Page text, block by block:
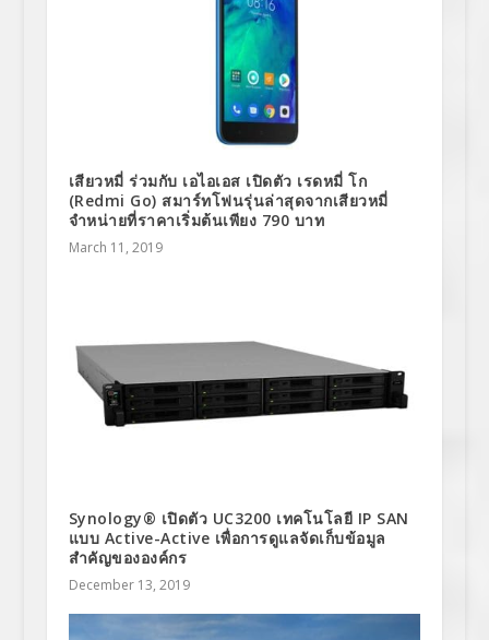
เสียวหมี่ ร่วมกับ เอไอเอส เปิดตัว เรดหมี่ โก
(Redmi Go) สมาร์ทโฟนรุ่นล่าสุดจากเสียวหมี่
จำหน่ายที่ราคาเริ่มต้นเพียง 790 บาท
March 11, 2019
Synology® เปิดตัว UC3200 เทคโนโลยี IP SAN
แบบ Active-Active เพื่อการดูแลจัดเก็บข้อมูล
สำคัญขององค์กร
December 13, 2019